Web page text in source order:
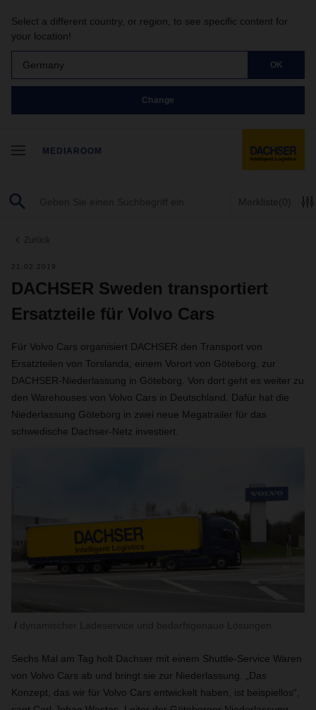
Select a different country, or region, to see specific content for
your location!
Germany OK
Change
MEDIAROOM
Merkliste(0)
Zurück
21.02.2019
DACHSER Sweden transportiert
Ersatzteile für Volvo Cars
Für Volvo Cars organisiert DACHSER den Transport von
Ersatzteilen von Torslanda, einem Vorort von Göteborg, zur
DACHSER-Niederlassung in Göteborg. Von dort geht es weiter zu
den Warehouses von Volvo Cars in Deutschland. Dafür hat die
Niederlassung Göteborg in zwei neue Megatrailer für das
schwedische Dachser-Netz investiert.
Sechs Mal am Tag holt Dachser mit einem Shuttle-Service Waren
von Volvo Cars ab und bringt sie zur Niederlassung. „Das
Konzept, das wir für Volvo Cars entwickelt haben, ist beispiellos“,